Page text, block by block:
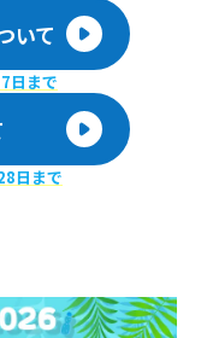
いて
日まで
日まで